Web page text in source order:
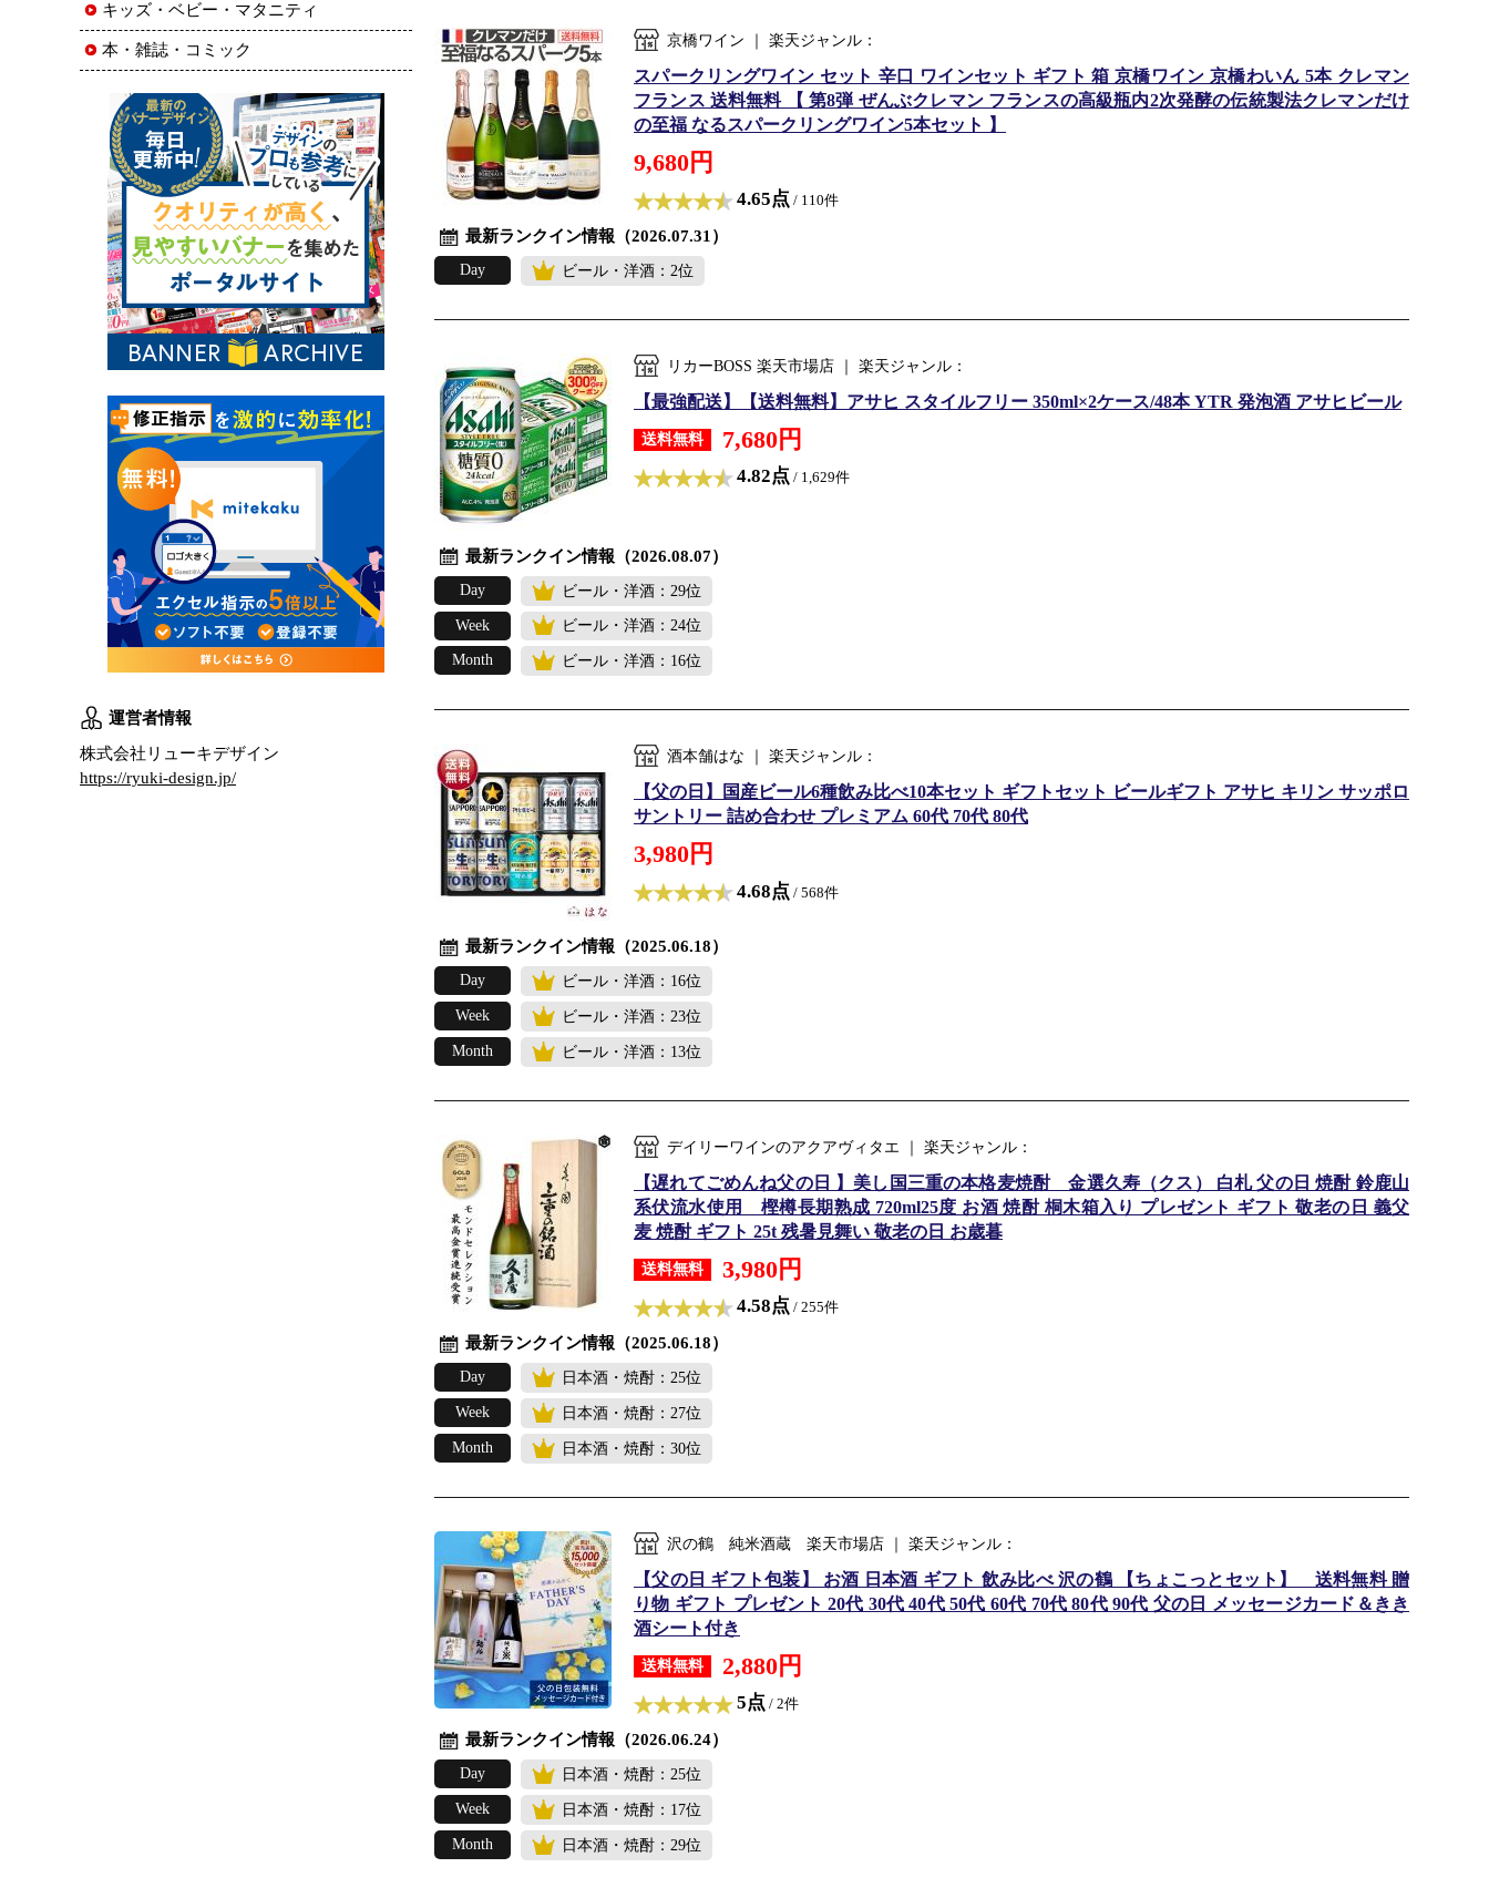
京橋ワイン ｜ 楽天ジャンル：
スパークリングワイン セット 辛口 ワインセット ギフト 箱 京橋ワイン 京橋わいん 5本 クレマン
フランス 送料無料 【 第8弾 ぜんぶクレマン フランスの高級瓶内2次発酵の伝統製法クレマンだけ
の至福 なるスパークリングワイン5本セット 】
9,680円
4.65点 / 110件
最新ランクイン情報（2026.07.31）
Day ビール・洋酒：2位
リカーBOSS 楽天市場店 ｜ 楽天ジャンル：
【最強配送】【送料無料】アサヒ スタイルフリー 350ml×2ケース/48本 YTR 発泡酒 アサヒビール
送料無料 7,680円
4.82点 / 1,629件
最新ランクイン情報（2026.08.07）
Day ビール・洋酒：29位
Week ビール・洋酒：24位
Month ビール・洋酒：16位
酒本舗はな ｜ 楽天ジャンル：
【父の日】国産ビール6種飲み比べ10本セット ギフトセット ビールギフト アサヒ キリン サッポロ
サントリー 詰め合わせ プレミアム 60代 70代 80代
3,980円
4.68点 / 568件
最新ランクイン情報（2025.06.18）
Day ビール・洋酒：16位
Week ビール・洋酒：23位
Month ビール・洋酒：13位
デイリーワインのアクアヴィタエ ｜ 楽天ジャンル：
【遅れてごめんね父の日 】美し国三重の本格麦焼酎 金選久寿（クス） 白札 父の日 焼酎 鈴鹿山
系伏流水使用 樫樽長期熟成 720ml25度 お酒 焼酎 桐木箱入り プレゼント ギフト 敬老の日 義父
麦 焼酎 ギフト 25t 残暑見舞い 敬老の日 お歳暮
送料無料 3,980円
4.58点 / 255件
最新ランクイン情報（2025.06.18）
Day 日本酒・焼酎：25位
Week 日本酒・焼酎：27位
Month 日本酒・焼酎：30位
沢の鶴 純米酒蔵 楽天市場店 ｜ 楽天ジャンル：
【父の日 ギフト包装】 お酒 日本酒 ギフト 飲み比べ 沢の鶴 【ちょこっとセット】 送料無料 贈
り物 ギフト プレゼント 20代 30代 40代 50代 60代 70代 80代 90代 父の日 メッセージカード＆きき
酒シート付き
送料無料 2,880円
5点 / 2件
最新ランクイン情報（2026.06.24）
Day 日本酒・焼酎：25位
Week 日本酒・焼酎：17位
Month 日本酒・焼酎：29位
キッズ・ベビー・マタニティ
本・雑誌・コミック
運営者情報
株式会社リューキデザイン
https://ryuki-design.jp/